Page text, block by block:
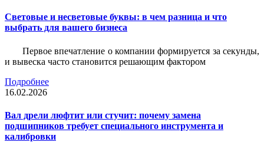
Световые и несветовые буквы: в чем разница и что
выбрать для вашего бизнеса
Первое впечатление о компании формируется за секунды,
и вывеска часто становится решающим фактором
Подробнее
16.02.2026
Вал дрели люфтит или стучит: почему замена
подшипников требует специального инструмента и
калибровки